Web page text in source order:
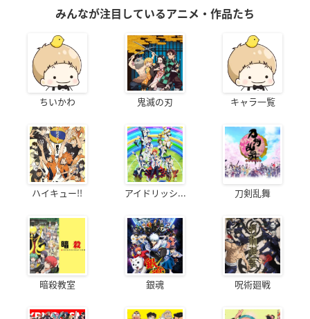
みんなが注目しているアニメ・作品たち
ちいかわ 鬼滅の刃 キャラ一覧
ハイキュー!! アイドリッシ... 刀剣乱舞
暗殺教室 銀魂 呪術廻戦